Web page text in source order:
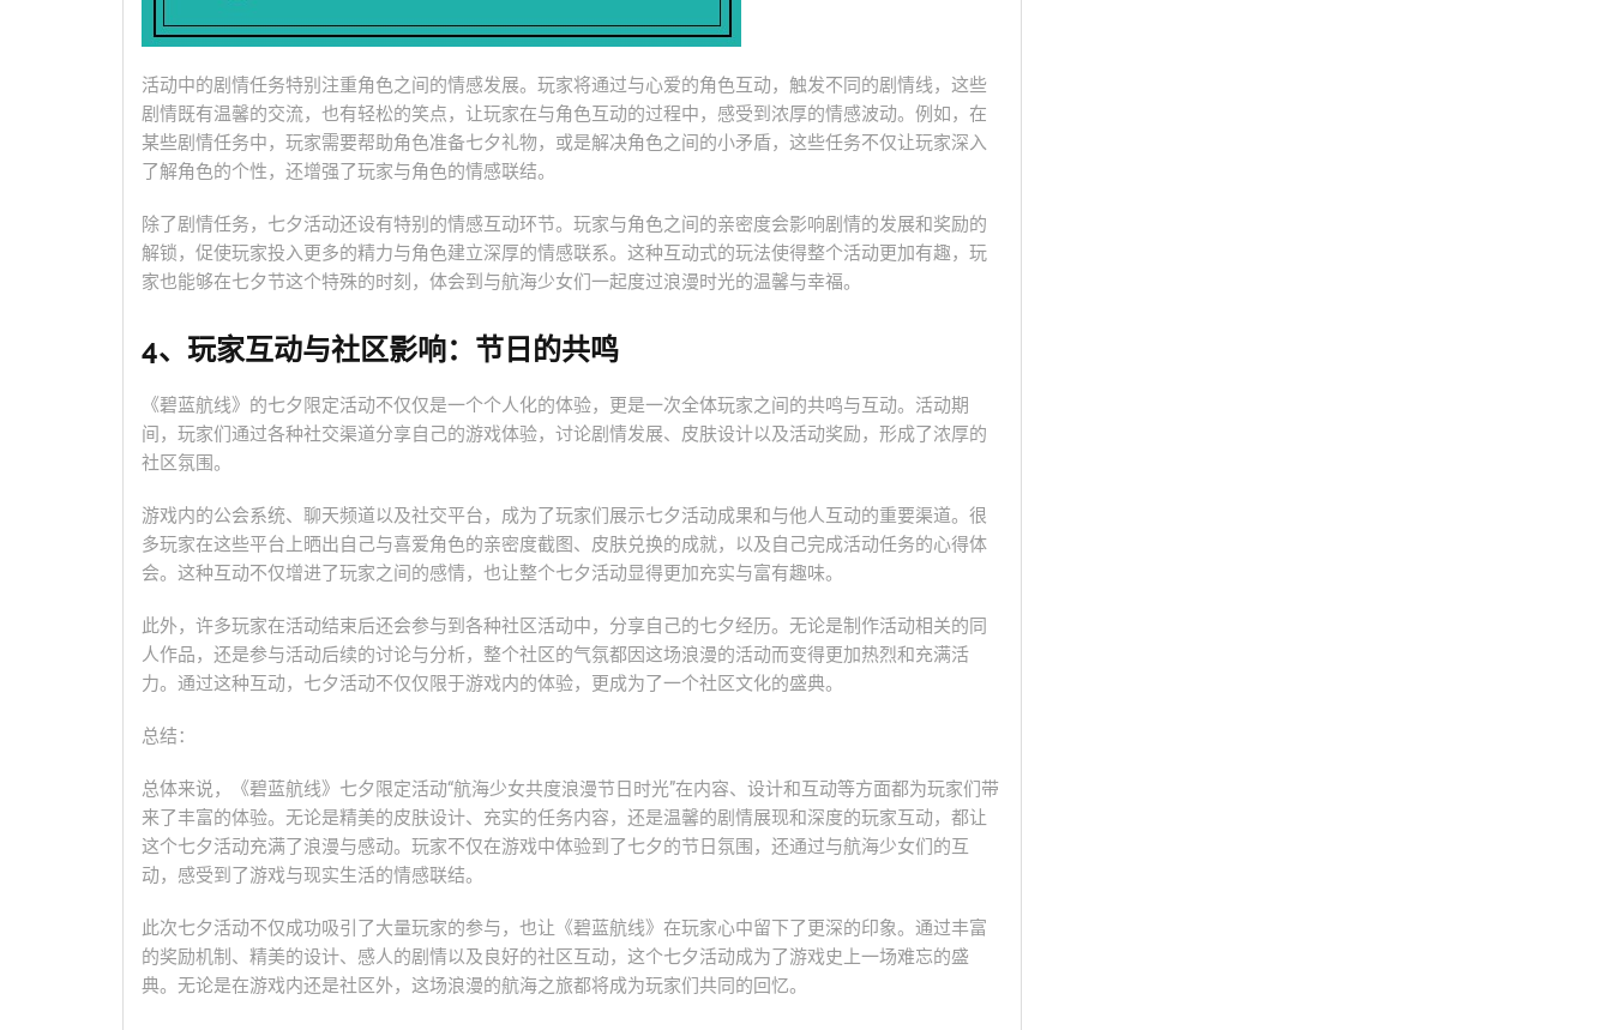
活动中的剧情任务特别注重角色之间的情感发展。玩家将通过与心爱的角色互动，触发不同的剧情线，这些
剧情既有温馨的交流，也有轻松的笑点，让玩家在与角色互动的过程中，感受到浓厚的情感波动。例如，在
某些剧情任务中，玩家需要帮助角色准备七夕礼物，或是解决角色之间的小矛盾，这些任务不仅让玩家深入
了解角色的个性，还增强了玩家与角色的情感联结。
除了剧情任务，七夕活动还设有特别的情感互动环节。玩家与角色之间的亲密度会影响剧情的发展和奖励的
解锁，促使玩家投入更多的精力与角色建立深厚的情感联系。这种互动式的玩法使得整个活动更加有趣，玩
家也能够在七夕节这个特殊的时刻，体会到与航海少女们一起度过浪漫时光的温馨与幸福。
4、玩家互动与社区影响：节日的共鸣
《碧蓝航线》的七夕限定活动不仅仅是一个个人化的体验，更是一次全体玩家之间的共鸣与互动。活动期
间，玩家们通过各种社交渠道分享自己的游戏体验，讨论剧情发展、皮肤设计以及活动奖励，形成了浓厚的
社区氛围。
游戏内的公会系统、聊天频道以及社交平台，成为了玩家们展示七夕活动成果和与他人互动的重要渠道。很
多玩家在这些平台上晒出自己与喜爱角色的亲密度截图、皮肤兑换的成就，以及自己完成活动任务的心得体
会。这种互动不仅增进了玩家之间的感情，也让整个七夕活动显得更加充实与富有趣味。
此外，许多玩家在活动结束后还会参与到各种社区活动中，分享自己的七夕经历。无论是制作活动相关的同
人作品，还是参与活动后续的讨论与分析，整个社区的气氛都因这场浪漫的活动而变得更加热烈和充满活
力。通过这种互动，七夕活动不仅仅限于游戏内的体验，更成为了一个社区文化的盛典。
总结：
总体来说，《碧蓝航线》七夕限定活动“航海少女共度浪漫节日时光”在内容、设计和互动等方面都为玩家们带
来了丰富的体验。无论是精美的皮肤设计、充实的任务内容，还是温馨的剧情展现和深度的玩家互动，都让
这个七夕活动充满了浪漫与感动。玩家不仅在游戏中体验到了七夕的节日氛围，还通过与航海少女们的互
动，感受到了游戏与现实生活的情感联结。
此次七夕活动不仅成功吸引了大量玩家的参与，也让《碧蓝航线》在玩家心中留下了更深的印象。通过丰富
的奖励机制、精美的设计、感人的剧情以及良好的社区互动，这个七夕活动成为了游戏史上一场难忘的盛
典。无论是在游戏内还是社区外，这场浪漫的航海之旅都将成为玩家们共同的回忆。